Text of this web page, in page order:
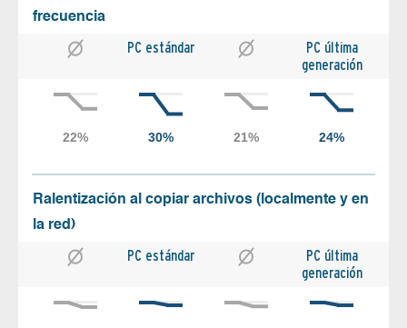
frecuencia
PC estándar
PC última
generación
Ralentización al copiar archivos (localmente y en
la red)
PC estándar
PC última
generación